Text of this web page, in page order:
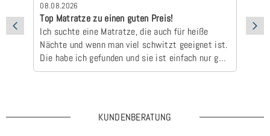
08.08.2026
Top Matratze zu einen guten Preis!
Ich suchte eine Matratze, die auch für heiße
Nächte und wenn man viel schwitzt geeignet ist.
Die habe ich gefunden und sie ist einfach nur gut
👍🏻😃Dass die Lieferzeit länger ist, ist kein
KUNDENBERATUNG